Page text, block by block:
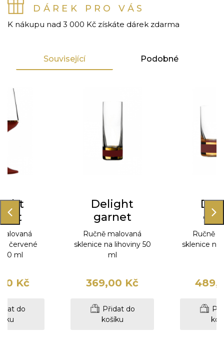
DÁREK PRO VÁS
K nákupu nad 3 000 Kč získáte dárek zdarma
Související Podobné
červené
ml
Kč
do
Delight
garnet
Ručně malovaná
sklenice na lihoviny 50
ml
369,00 Kč
Přidat do
košíku
Ručně
sklenice na